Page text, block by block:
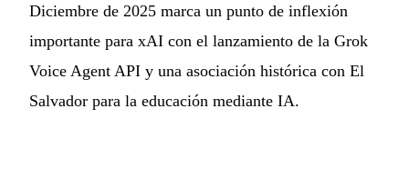
Diciembre de 2025 marca un punto de inflexión
importante para xAI con el lanzamiento de la Grok
Voice Agent API y una asociación histórica con El
Salvador para la educación mediante IA.